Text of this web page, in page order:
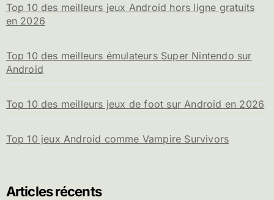
Top 10 des meilleurs jeux Android hors ligne gratuits
en 2026
Top 10 des meilleurs émulateurs Super Nintendo sur
Android
Top 10 des meilleurs jeux de foot sur Android en 2026
Top 10 jeux Android comme Vampire Survivors
Articles récents